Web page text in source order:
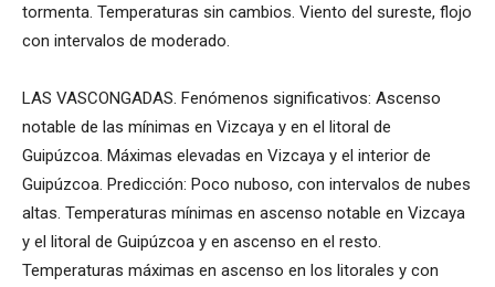
tormenta. Temperaturas sin cambios. Viento del sureste, flojo
con intervalos de moderado.
LAS VASCONGADAS. Fenómenos significativos: Ascenso
notable de las mínimas en Vizcaya y en el litoral de
Guipúzcoa. Máximas elevadas en Vizcaya y el interior de
Guipúzcoa. Predicción: Poco nuboso, con intervalos de nubes
altas. Temperaturas mínimas en ascenso notable en Vizcaya
y el litoral de Guipúzcoa y en ascenso en el resto.
Temperaturas máximas en ascenso en los litorales y con